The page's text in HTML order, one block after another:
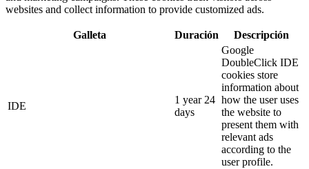
websites and collect information to provide customized ads.
Galleta Duración Descripción
IDE
1 year 24
days
Google
DoubleClick IDE
cookies store
information about
how the user uses
the website to
present them with
relevant ads
according to the
user profile.